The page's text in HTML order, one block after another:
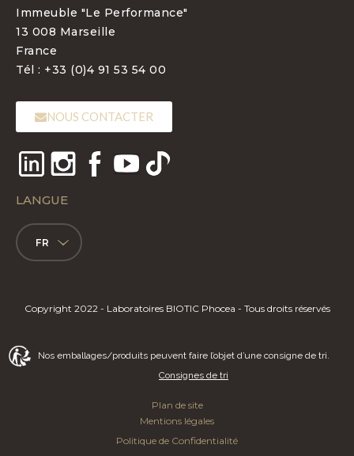
Immeuble "Le Performance"
13 008 Marseille
France
Tél : +33 (0)4 91 53 54 00
NOUS CONTACTER
LANGUE
FR
Copyright 2022 - Laboratoires BIOTIC Phocea - Tous droits réservés
Nos emballages/produits peuvent faire l’objet d’une consigne de tri.
Consignes de tri
Plan de site
Mentions légales
Politique de Confidentialité